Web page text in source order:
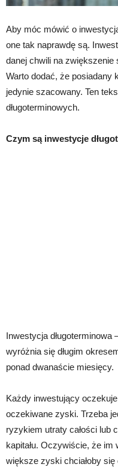
Aby móc mówić o
one tak naprawdę są.
danej chwili na zwiększenie
Warto dodać, że posiadany
jedynie szacowany. Ten
długoterminowych.
Czym są inwestycje
Inwestycja
wyróżnia się długim
ponad dwanaście miesięcy.
Każdy inwestujący
oczekiwane zyski. Trzeba
ryzykiem utraty całości lub
kapitału. Oczywiście, że
większe zyski chciałoby się